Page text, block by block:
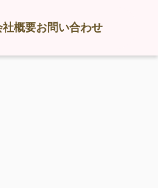
社概要お問い合わせ